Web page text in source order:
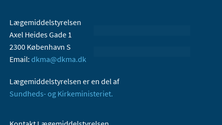
Lægemiddelstyrelsen
Axel Heides Gade 1
2300 København S
Email: dkma@dkma.dk
Lægemiddelstyrelsen er en del af
Sundheds- og Kirkeministeriet.